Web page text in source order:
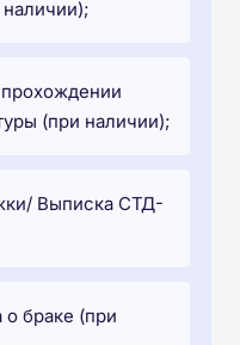
(при наличии);
Выписка СТД-
о браке (при